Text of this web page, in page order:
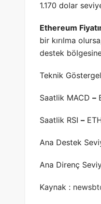
1.170 dolar
Ethereum
bir kırılma
destek
Teknik
Saatlik MACD –
Saatlik RSI –
Ana Destek
Ana Direnç
Kaynak :